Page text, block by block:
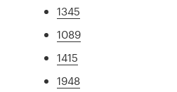
1345
1089
1415
1948